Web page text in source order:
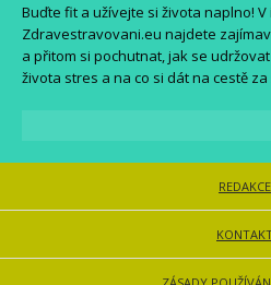
Buďte fit a užívejte si života naplno!
Zdravestravovani.eu najdete
a přitom si pochutnat, jak se
života stres a na co si dát na cestě
REDAKCE